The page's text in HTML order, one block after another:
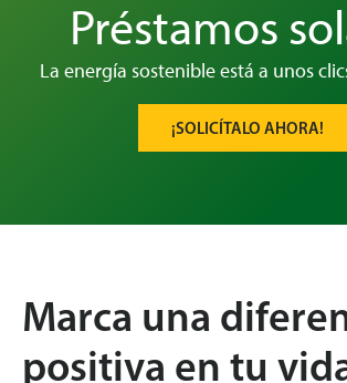
Préstamos
La energía sostenible está a unos
¡SOLICÍTALO AHORA!
Marca una
positiva en tu